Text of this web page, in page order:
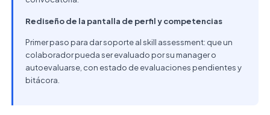
Rediseño de la pantalla de perfil y competencias
Primer paso para dar soporte al skill assessment: que un
colaborador pueda ser evaluado por su manager o
autoevaluarse, con estado de evaluaciones pendientes y
bitácora.